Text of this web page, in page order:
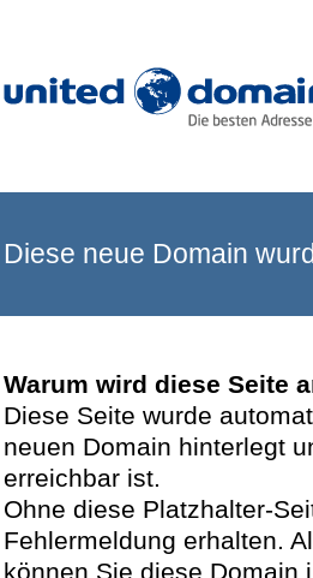
Diese neue Domain
Warum wird diese Seite
Diese Seite wurde
neuen Domain hinterlegt
erreichbar ist.
Ohne diese Platzhalter-
Fehlermeldung erhalten.
können Sie diese Domain